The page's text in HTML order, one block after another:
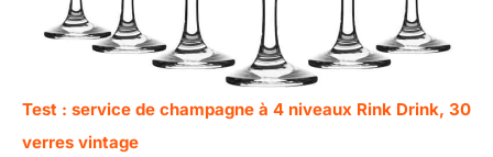
Test : service de champagne à 4 niveaux Rink Drink, 30
verres vintage